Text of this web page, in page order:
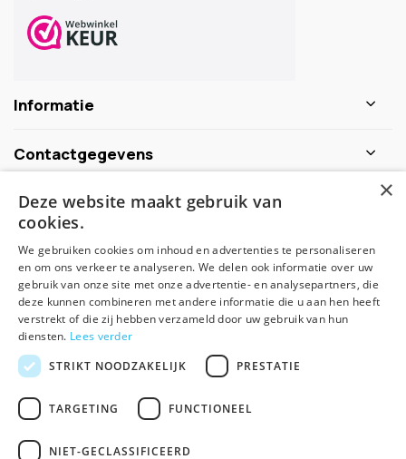
Informatie
Contactgegevens
Schijf je nu in voor de nieuwsbrief
Abonneer
×
Deze website maakt gebruik van
cookies.
We gebruiken cookies om inhoud en advertenties te personaliseren
en om ons verkeer te analyseren. We delen ook informatie over uw
gebruik van onze site met onze advertentie- en analysepartners, die
deze kunnen combineren met andere informatie die u aan hen heeft
verstrekt of die zij hebben verzameld door uw gebruik van hun
diensten. Lees verder
STRIKT NOODZAKELIJK
PRESTATIE
TARGETING FUNCTIONEEL
NIET-GECLASSIFICEERD